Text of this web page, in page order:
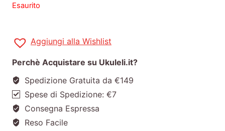
Esaurito
Aggiungi alla Wishlist
Perchè Acquistare su Ukuleli.it?
Spedizione Gratuita da €149
Spese di Spedizione: €7
Consegna Espressa
Reso Facile